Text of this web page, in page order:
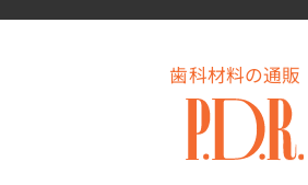
歯科材料の通販